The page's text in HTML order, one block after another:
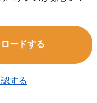
ードする
する